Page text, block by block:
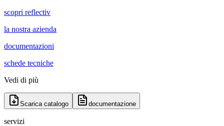
scopri reflectiv
la nostra azienda
documentazioni
schede tecniche
Vedi di più
Scarica catalogo documentazione
servizi